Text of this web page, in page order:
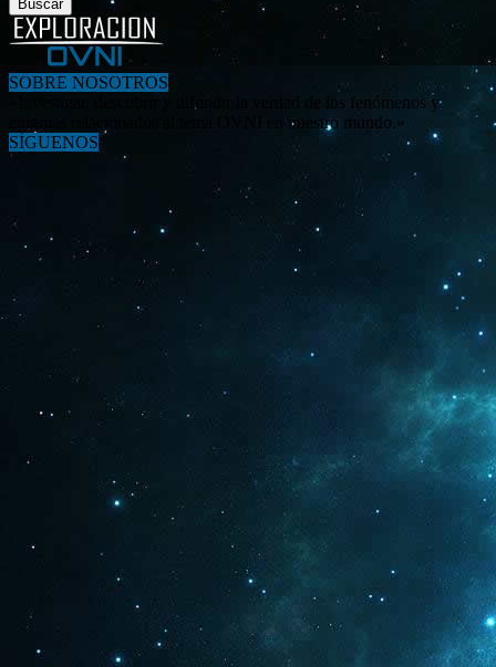
SOBRE NOSOTROS
«Investigar, descubrir y difundir la verdad de los fenómenos y
enigmas relacionados al tema OVNI en nuestro mundo.»
SÍGUENOS